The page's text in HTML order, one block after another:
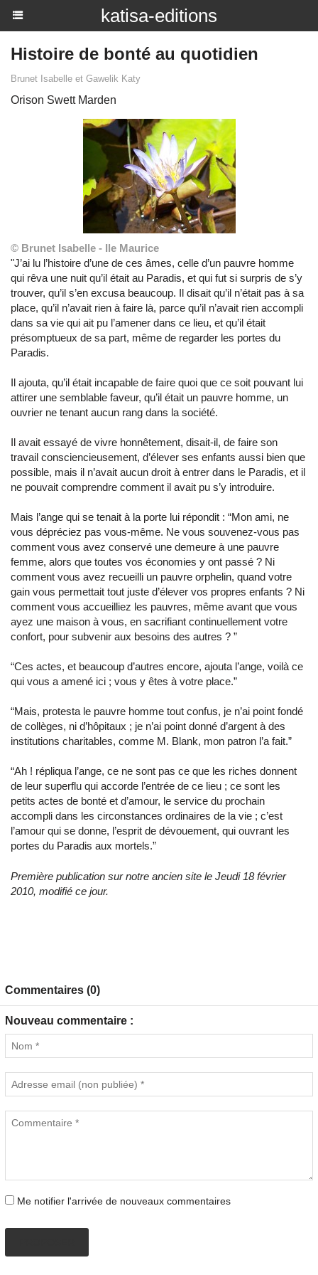
katisa-editions
Histoire de bonté au quotidien
Brunet Isabelle et Gawelik Katy
Orison Swett Marden
© Brunet Isabelle - Ile Maurice
"J’ai lu l’histoire d’une de ces âmes, celle d’un pauvre homme
qui rêva une nuit qu’il était au Paradis, et qui fut si surpris de s’y
trouver, qu’il s’en excusa beaucoup. Il disait qu’il n’était pas à sa
place, qu’il n’avait rien à faire là, parce qu’il n’avait rien accompli
dans sa vie qui ait pu l’amener dans ce lieu, et qu’il était
présomptueux de sa part, même de regarder les portes du
Paradis.
Il ajouta, qu’il était incapable de faire quoi que ce soit pouvant lui
attirer une semblable faveur, qu’il était un pauvre homme, un
ouvrier ne tenant aucun rang dans la société.
Il avait essayé de vivre honnêtement, disait-il, de faire son
travail consciencieusement, d’élever ses enfants aussi bien que
possible, mais il n’avait aucun droit à entrer dans le Paradis, et il
ne pouvait comprendre comment il avait pu s’y introduire.
Mais l’ange qui se tenait à la porte lui répondit : “Mon ami, ne
vous dépréciez pas vous-même. Ne vous souvenez-vous pas
comment vous avez conservé une demeure à une pauvre
femme, alors que toutes vos économies y ont passé ? Ni
comment vous avez recueilli un pauvre orphelin, quand votre
gain vous permettait tout juste d’élever vos propres enfants ? Ni
comment vous accueilliez les pauvres, même avant que vous
ayez une maison à vous, en sacrifiant continuellement votre
confort, pour subvenir aux besoins des autres ? ”
“Ces actes, et beaucoup d’autres encore, ajouta l’ange, voilà ce
qui vous a amené ici ; vous y êtes à votre place.”
“Mais, protesta le pauvre homme tout confus, je n’ai point fondé
de collèges, ni d’hôpitaux ; je n’ai point donné d’argent à des
institutions charitables, comme M. Blank, mon patron l’a fait.”
“Ah ! répliqua l’ange, ce ne sont pas ce que les riches donnent
de leur superflu qui accorde l’entrée de ce lieu ; ce sont les
petits actes de bonté et d’amour, le service du prochain
accompli dans les circonstances ordinaires de la vie ; c’est
l’amour qui se donne, l’esprit de dévouement, qui ouvrant les
portes du Paradis aux mortels.”
Première publication sur notre ancien site le Jeudi 18 février
2010, modifié ce jour.
Commentaires (0)
Nouveau commentaire :
Me notifier l'arrivée de nouveaux commentaires